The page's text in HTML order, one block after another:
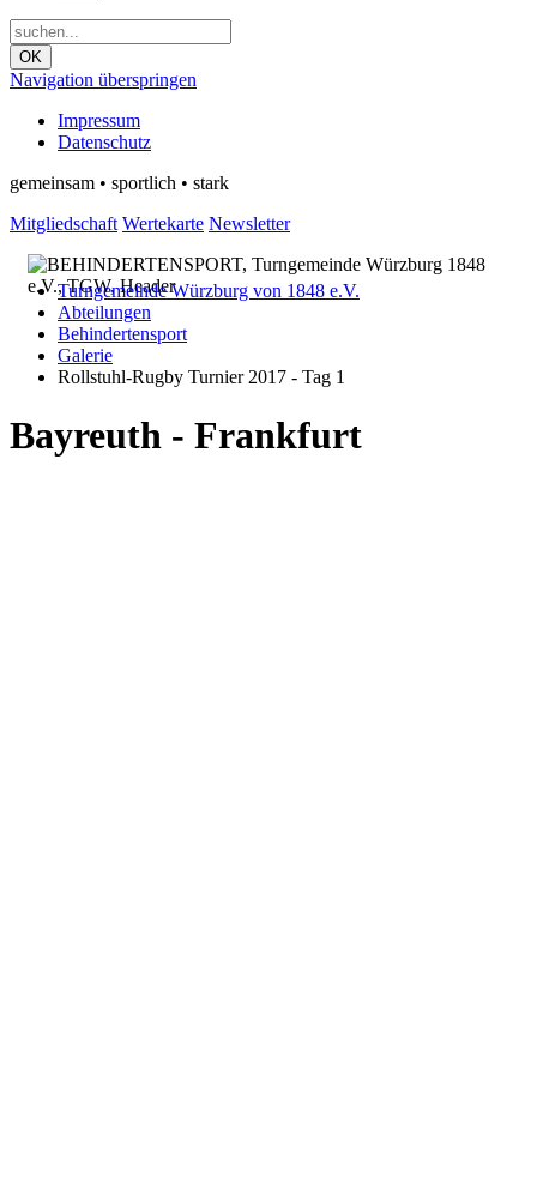
OK
Navigation überspringen
Impressum
Datenschutz
gemeinsam • sportlich • stark
Mitgliedschaft Wertekarte Newsletter
Turngemeinde Würzburg von 1848 e.V.
Abteilungen
Behindertensport
Galerie
Rollstuhl-Rugby Turnier 2017 - Tag 1
Bayreuth - Frankfurt